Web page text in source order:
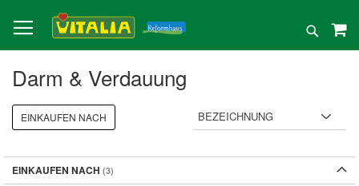
zum
Inhalt
Suche
Darm & Verdauung
EINKAUFEN NACH
EINKAUFEN NACH